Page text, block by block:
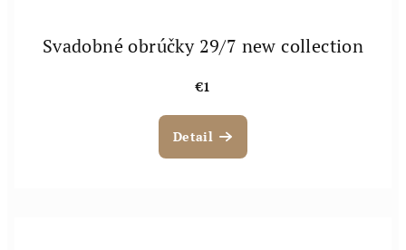
Svadobné obrúčky 29/7 new collection
€1
Detail